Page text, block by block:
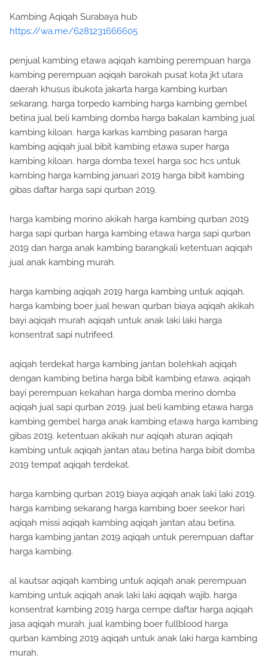
Kambing Aqiqah Surabaya hub
https://wa.me/6281231666605
penjual kambing etawa aqiqah kambing perempuan harga
kambing perempuan aqiqah barokah pusat kota jkt utara
daerah khusus ibukota jakarta harga kambing kurban
sekarang. harga torpedo kambing harga kambing gembel
betina jual beli kambing domba harga bakalan kambing jual
kambing kiloan. harga karkas kambing pasaran harga
kambing aqiqah jual bibit kambing etawa super harga
kambing kiloan. harga domba texel harga soc hcs untuk
kambing harga kambing januari 2019 harga bibit kambing
gibas daftar harga sapi qurban 2019.
harga kambing morino akikah harga kambing qurban 2019
harga sapi qurban harga kambing etawa harga sapi qurban
2019 dan harga anak kambing barangkali ketentuan aqiqah
jual anak kambing murah.
harga kambing aqiqah 2019 harga kambing untuk aqiqah.
harga kambing boer jual hewan qurban biaya aqiqah akikah
bayi aqiqah murah aqiqah untuk anak laki laki harga
konsentrat sapi nutrifeed.
aqiqah terdekat harga kambing jantan bolehkah aqiqah
dengan kambing betina harga bibit kambing etawa. aqiqah
bayi perempuan kekahan harga domba merino domba
aqiqah jual sapi qurban 2019. jual beli kambing etawa harga
kambing gembel harga anak kambing etawa harga kambing
gibas 2019. ketentuan akikah nur aqiqah aturan aqiqah
kambing untuk aqiqah jantan atau betina harga bibit domba
2019 tempat aqiqah terdekat.
harga kambing qurban 2019 biaya aqiqah anak laki laki 2019.
harga kambing sekarang harga kambing boer seekor hari
aqiqah missi aqiqah kambing aqiqah jantan atau betina.
harga kambing jantan 2019 aqiqah untuk perempuan daftar
harga kambing.
al kautsar aqiqah kambing untuk aqiqah anak perempuan
kambing untuk aqiqah anak laki laki aqiqah wajib. harga
konsentrat kambing 2019 harga cempe daftar harga aqiqah
jasa aqiqah murah. jual kambing boer fullblood harga
qurban kambing 2019 aqiqah untuk anak laki harga kambing
murah.